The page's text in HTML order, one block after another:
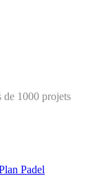
de 1000 projets
Padel